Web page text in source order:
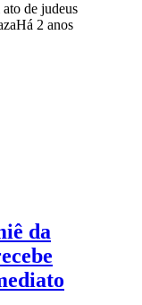
de judeus
Há 2 anos
da